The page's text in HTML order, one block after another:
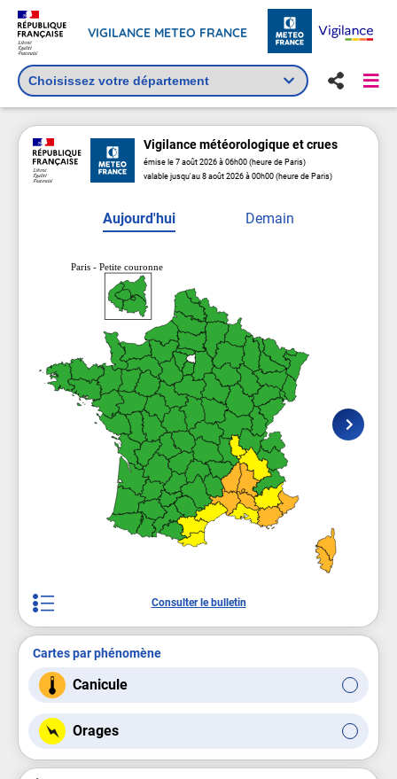
VIGILANCE METEO FRANCE
Vigilancemétéorologique et crues
émise le 7 août 2026 à 06h00 (heure de Paris)
valable jusqu'au 8 août 2026 à 00h00 (heure de Paris)
Aujourd'hui Demain
Paris - Petite couronne
Consulter le bulletin
Cartes par phénomène
Canicule
Orages